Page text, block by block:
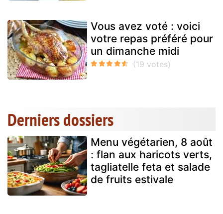
Vous avez voté : voici
votre repas préféré pour
un dimanche midi
Derniers dossiers
Menu végétarien, 8 août
: flan aux haricots verts,
tagliatelle feta et salade
de fruits estivale